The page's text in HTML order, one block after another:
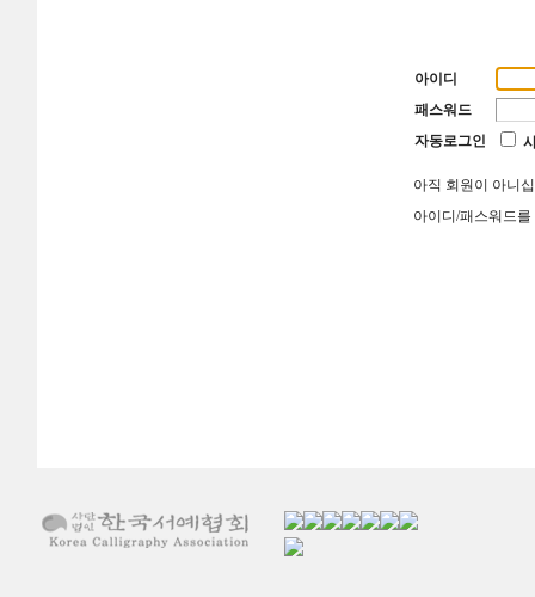
아이디
패스워드
자동로그인
아직 회원이 아니
아이디/패스워드